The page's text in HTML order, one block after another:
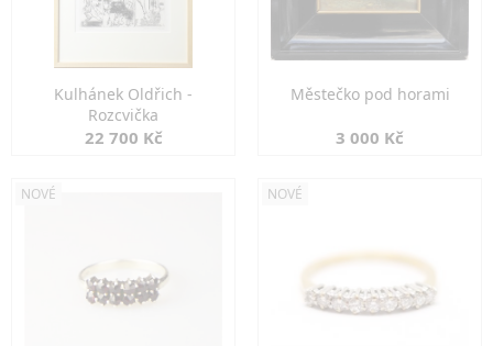
Kulhánek Oldřich -
Rozcvička
22 700 Kč
Městečko pod horami
3 000 Kč
NOVÉ NOVÉ